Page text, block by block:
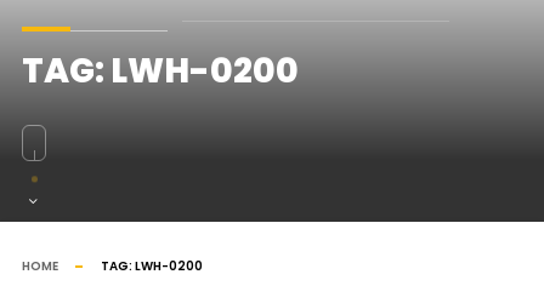
TAG:LWH-0200
HOME TAG: LWH-0200